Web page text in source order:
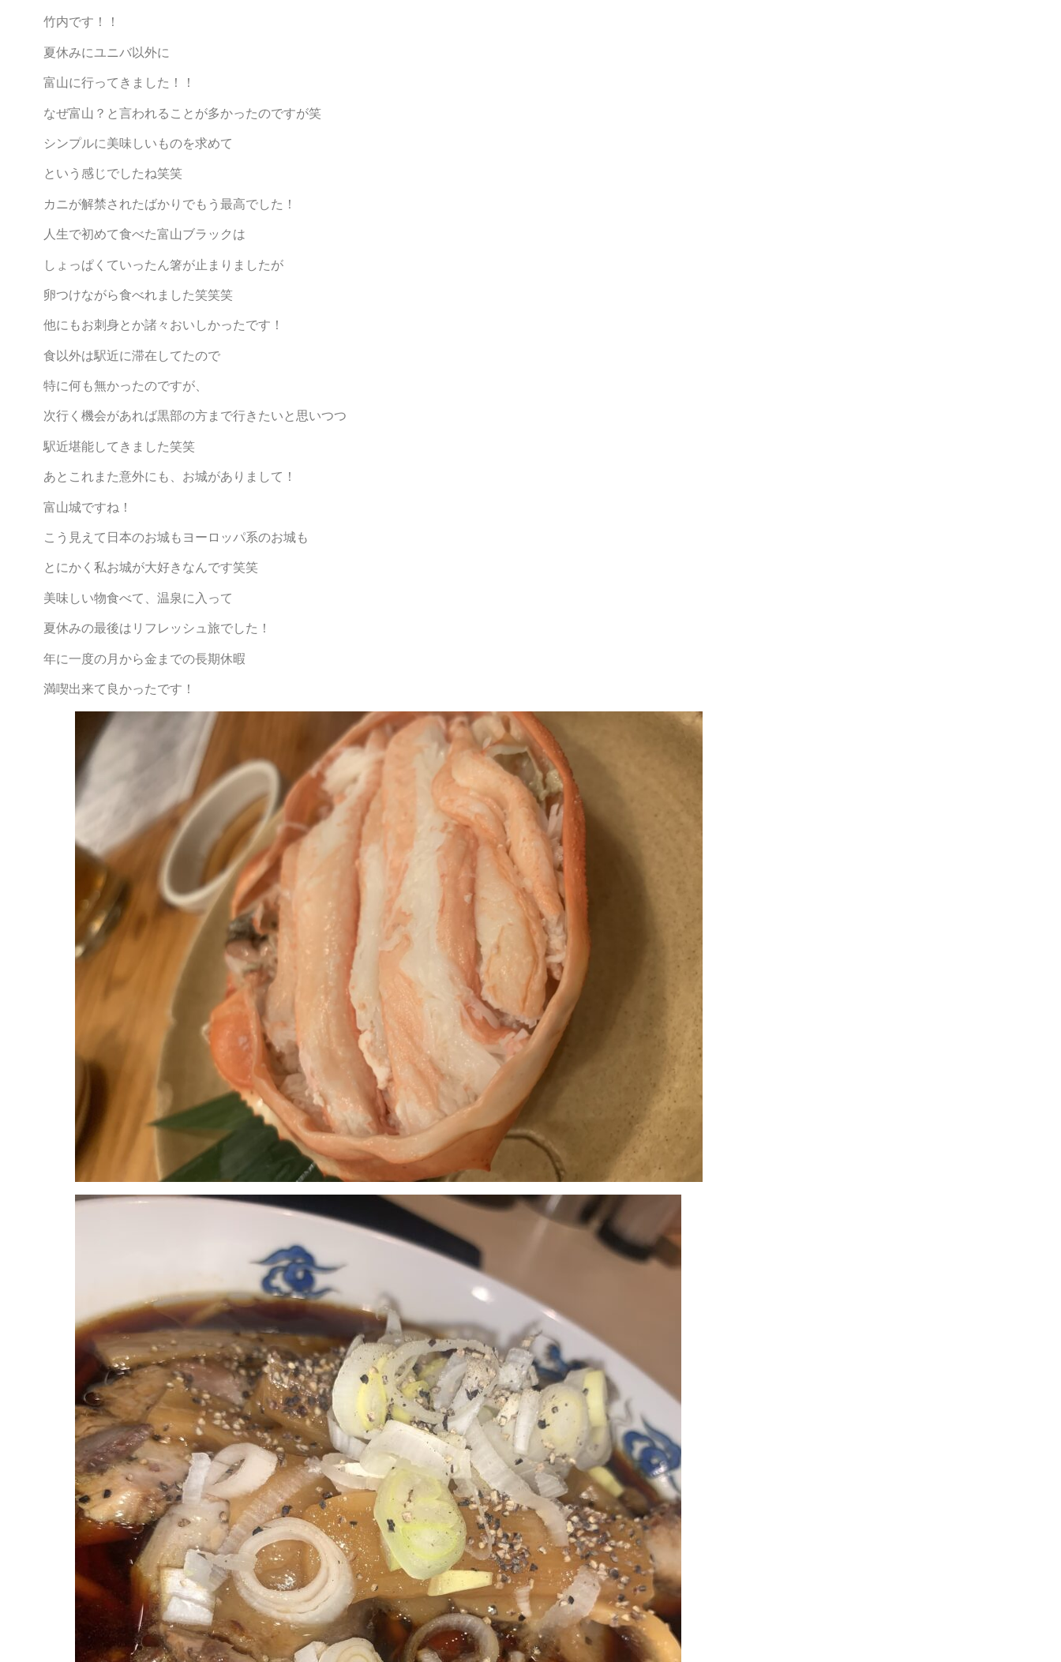
竹内です！！
夏休みにユニバ以外に
富山に行ってきました！！
なぜ富山？と言われることが多かったのですが笑
シンプルに美味しいものを求めて
という感じでしたね笑笑
カニが解禁されたばかりでもう最高でした！
人生で初めて食べた富山ブラックは
しょっぱくていったん箸が止まりましたが
卵つけながら食べれました笑笑笑
他にもお刺身とか諸々おいしかったです！
食以外は駅近に滞在してたので
特に何も無かったのですが、
次行く機会があれば黒部の方まで行きたいと思いつつ
駅近堪能してきました笑笑
あとこれまた意外にも、お城がありまして！
富山城ですね！
こう見えて日本のお城もヨーロッパ系のお城も
とにかく私お城が大好きなんです笑笑
美味しい物食べて、温泉に入って
夏休みの最後はリフレッシュ旅でした！
年に一度の月から金までの長期休暇
満喫出来て良かったです！